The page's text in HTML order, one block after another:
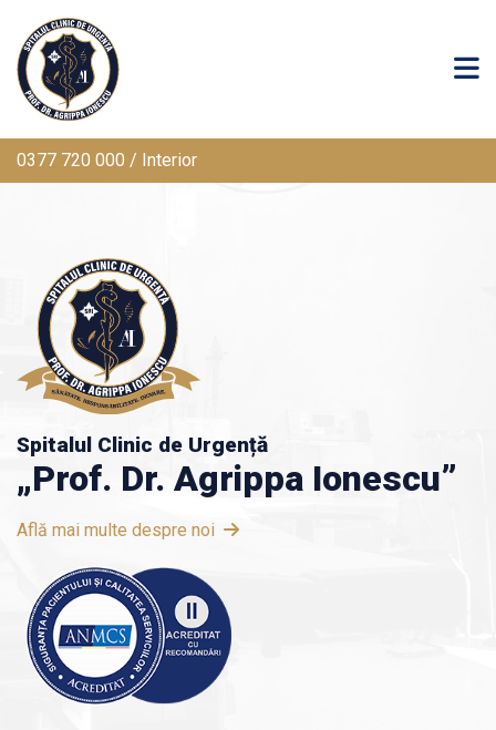
0377 720 000 / Interior
Spitalul Clinic de Urgență
„Prof. Dr. Agrippa Ionescu”
Află mai multe despre noi